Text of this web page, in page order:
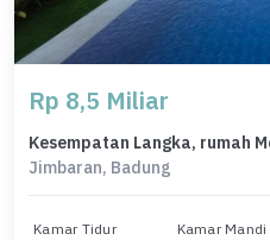
Rp 8,5 Miliar
Jimbaran, Badung
Kamar Tidur Kamar Mandi